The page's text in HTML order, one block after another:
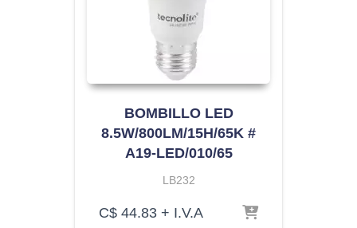
BOMBILLO LED
8.5W/800LM/15H/65K #
A19-LED/010/65
LB232
C$ 44.83 + I.V.A